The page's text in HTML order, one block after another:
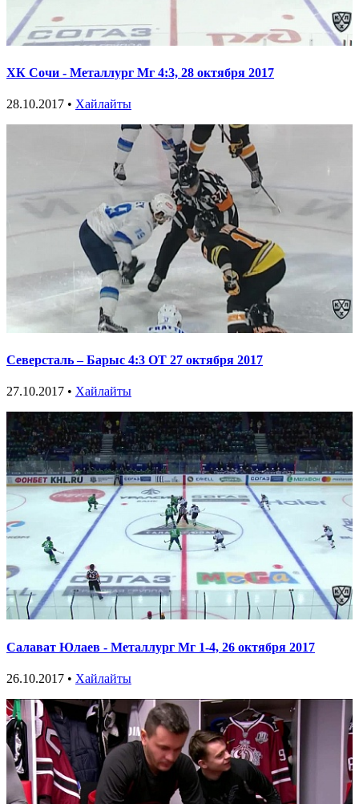
ХК Сочи - Металлург Мг 4:3, 28 октября 2017
28.10.2017 • Хайлайты
Северсталь – Барыс 4:3 ОТ 27 октября 2017
27.10.2017 • Хайлайты
Салават Юлаев - Металлург Мг 1-4, 26 октября 2017
26.10.2017 • Хайлайты